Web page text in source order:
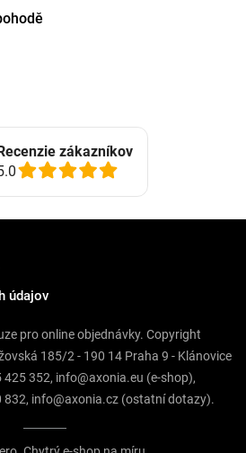
zákazníkov
údajov
pro online objednávky. Copyright
185/2 - 190 14 Praha 9 - Klánovice
425 352, info@axonia.eu (e-shop),
832, info@axonia.cz(ostatní dotazy).